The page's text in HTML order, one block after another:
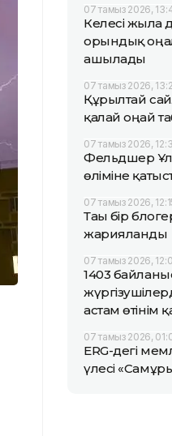
07 тамыз 2026,
Келесі жылға
орындық
ашылады
07 тамыз 2026,
Құрылтай
қалай оңай
07 тамыз 2026,
Фельдшер
өліміне
07 тамыз 2026,
Тағы бір
жарияланды
07 тамыз 2026,
1403
астам өтінім
07 тамыз 2026,
ERG-дегі
үлесі